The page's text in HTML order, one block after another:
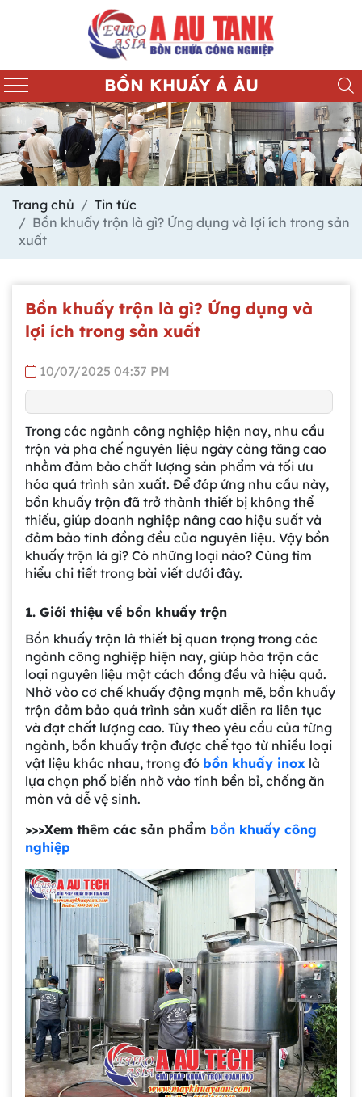
BỒN KHUẤY Á ÂU
Trang chủ
Tin tức
Bồn khuấy trộn là gì? Ứng dụng và lợi ích trong sản
xuất
Bồn khuấy trộn là gì? Ứng dụng và
lợi ích trong sản xuất
10/07/2025 04:37 PM
Trong các ngành công nghiệp hiện nay, nhu cầu
trộn và pha chế nguyên liệu ngày càng tăng cao
nhằm đảm bảo chất lượng sản phẩm và tối ưu
hóa quá trình sản xuất. Để đáp ứng nhu cầu này,
bồn khuấy trộn đã trở thành thiết bị không thể
thiếu, giúp doanh nghiệp nâng cao hiệu suất và
đảm bảo tính đồng đều của nguyên liệu. Vậy bồn
khuấy trộn là gì? Có những loại nào? Cùng tìm
hiểu chi tiết trong bài viết dưới đây.
1. Giới thiệu về bồn khuấy trộn
Bồn khuấy trộn là thiết bị quan trọng trong các
ngành công nghiệp hiện nay, giúp hòa trộn các
loại nguyên liệu một cách đồng đều và hiệu quả.
Nhờ vào cơ chế khuấy động mạnh mẽ, bồn khuấy
trộn đảm bảo quá trình sản xuất diễn ra liên tục
và đạt chất lượng cao. Tùy theo yêu cầu của từng
ngành, bồn khuấy trộn được chế tạo từ nhiều loại
vật liệu khác nhau, trong đó bồn khuấy inox là
lựa chọn phổ biến nhờ vào tính bền bỉ, chống ăn
mòn và dễ vệ sinh.
>>>Xem thêm các sản phẩm bồn khuấy công
nghiệp